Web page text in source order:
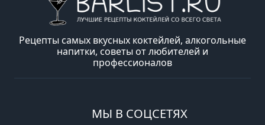
Рецепты самых вкусных коктейлей, алкогольные
напитки, советы от любителей и
профессионалов
МЫ В СОЦСЕТЯХ